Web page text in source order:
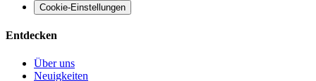
Cookie-Einstellungen
Entdecken
Über uns
Neuigkeiten